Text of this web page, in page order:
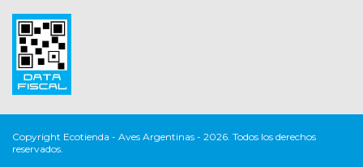
Copyright Ecotienda - Aves Argentinas - 2026. Todos los derechos
reservados.